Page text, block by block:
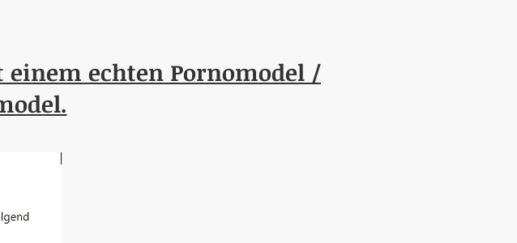
echten Pornomodel /